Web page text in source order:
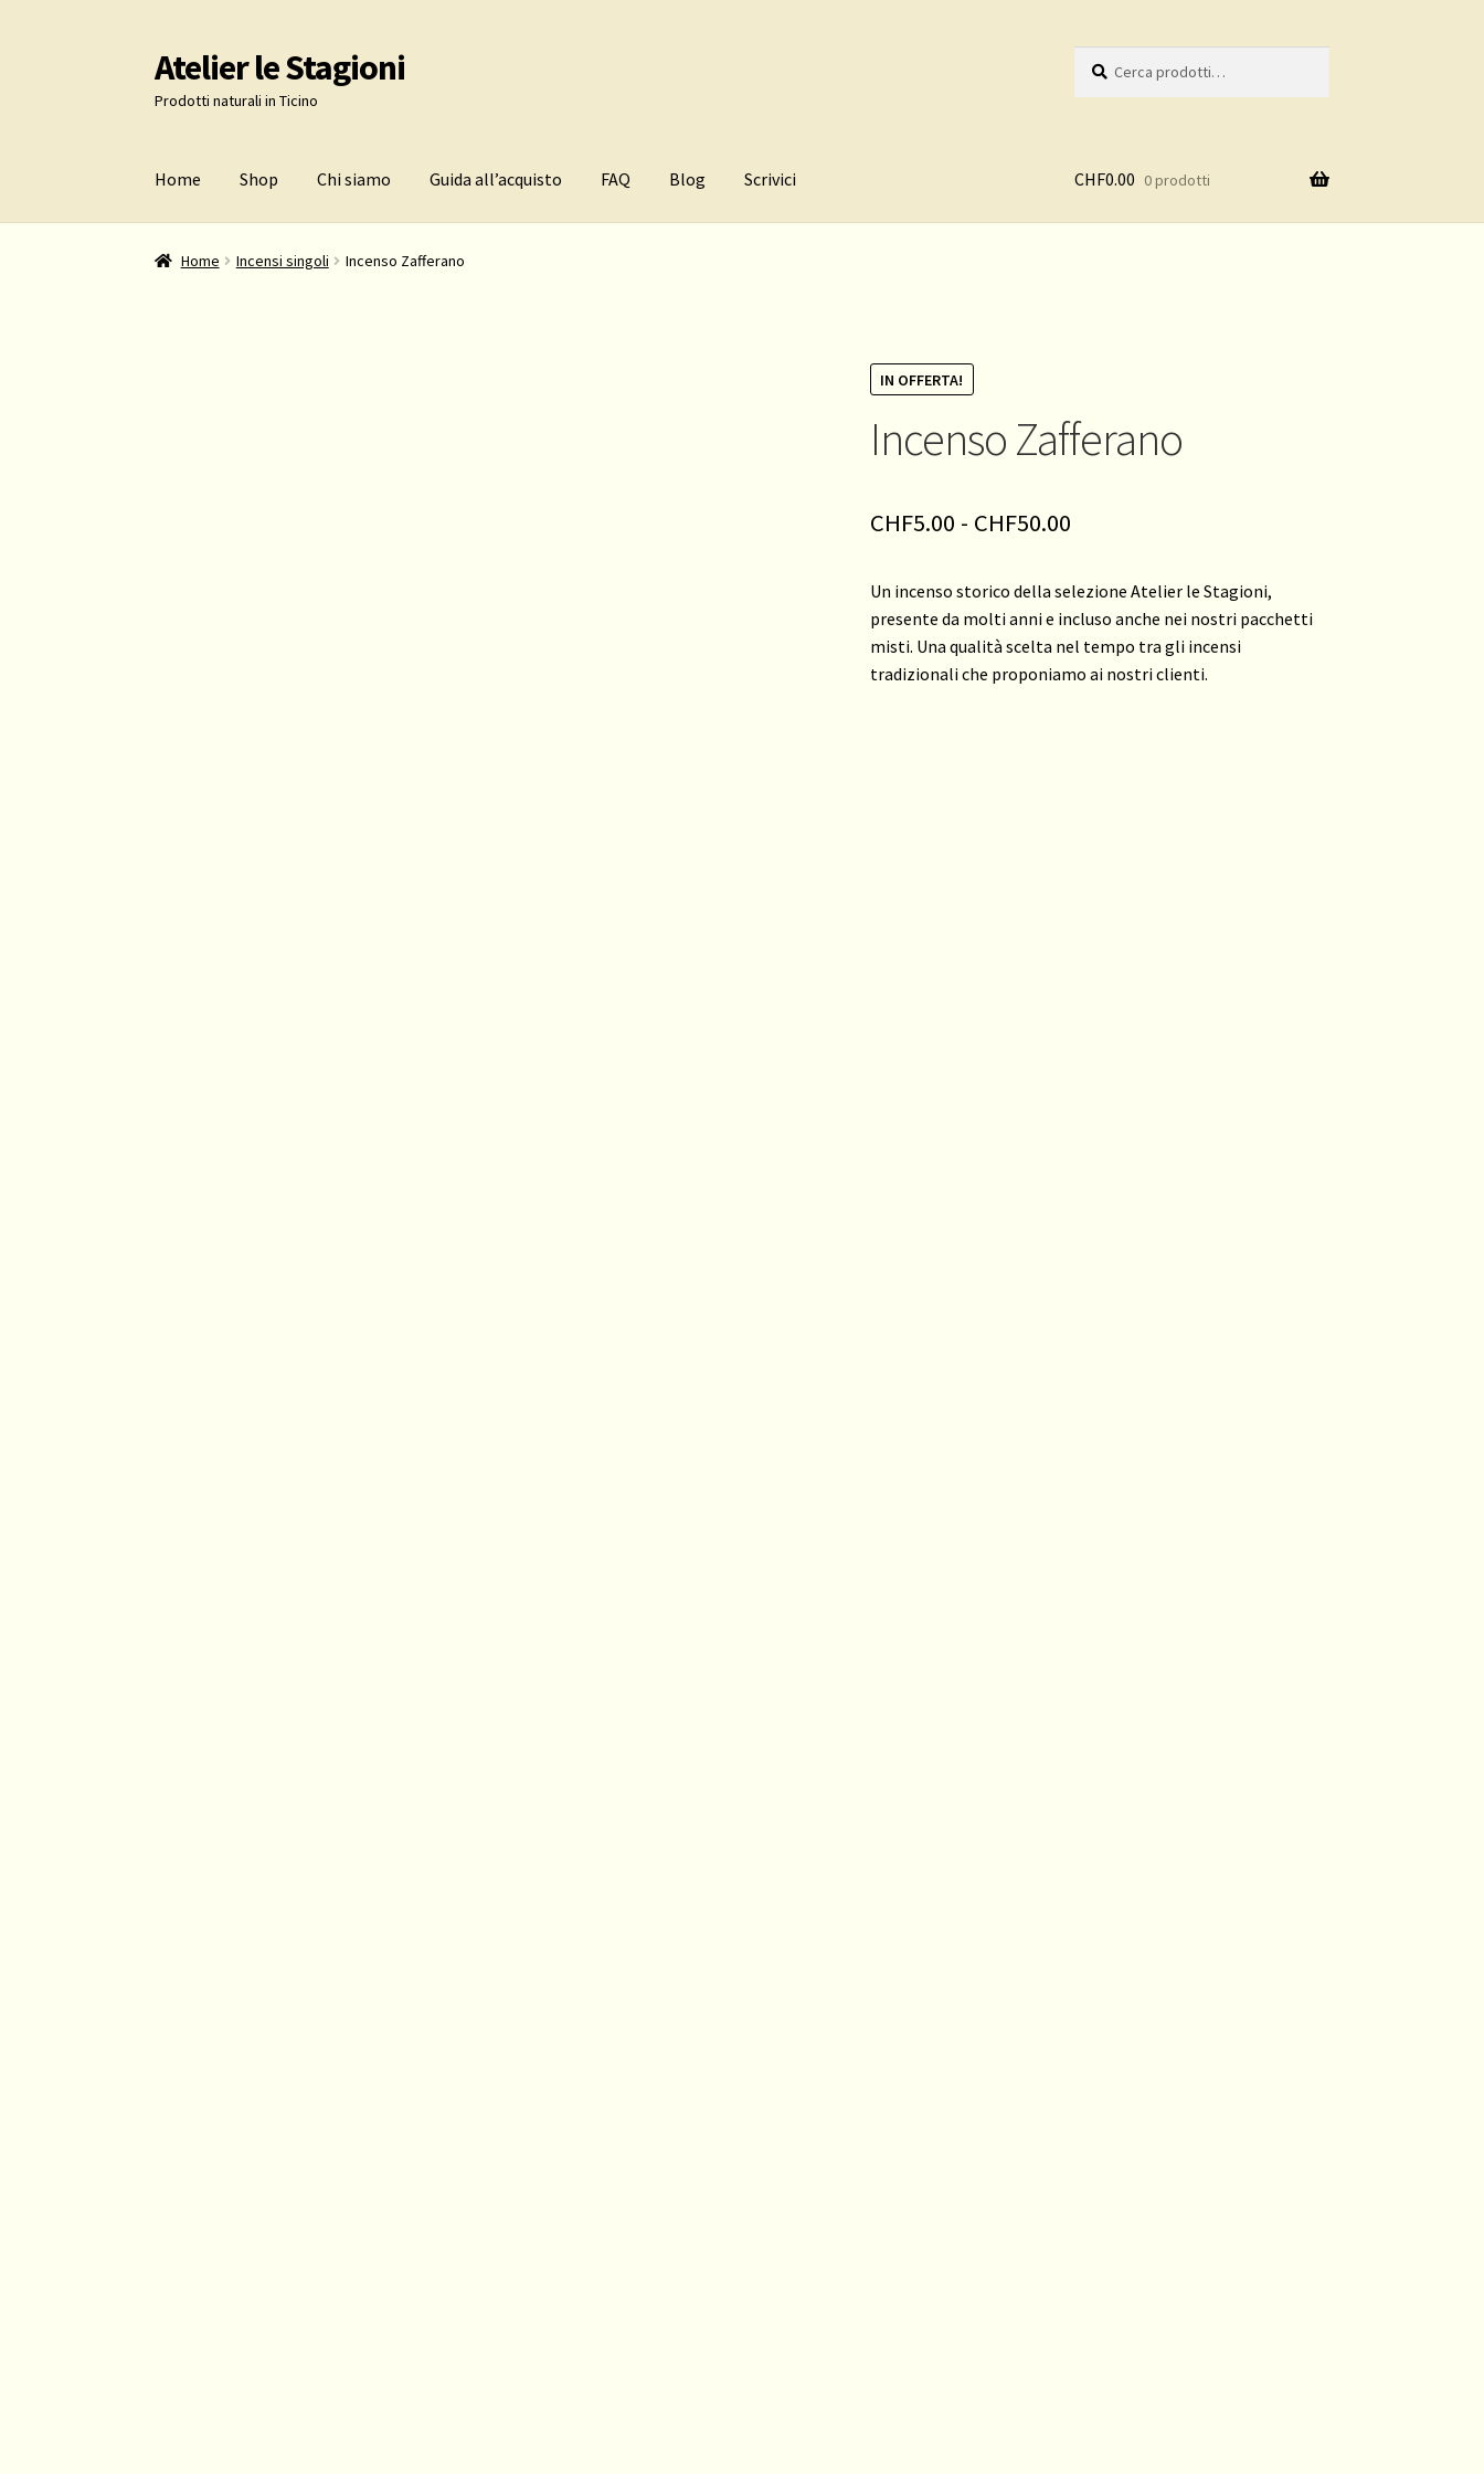
Vai
alla
navigazione
Vai
al
contenuto
Atelier le Stagioni
Prodotti naturali in Ticino
Home Shop Chi siamo Guida all’acquisto FAQ Blog Scrivici CHF0.00 0 prodotti
Home Incensi singoli Incenso Zafferano
IN OFFERTA!
Incenso Zafferano
CHF5.00 - CHF50.00Fascia
prezzo:
da
CHF5.00
Un incenso storico della selezione Atelier le Stagioni,
presente da molti anni e incluso anche nei nostri pacchetti
misti. Una qualità scelta nel tempo tra gli incensi
tradizionali che proponiamo ai nostri clienti.